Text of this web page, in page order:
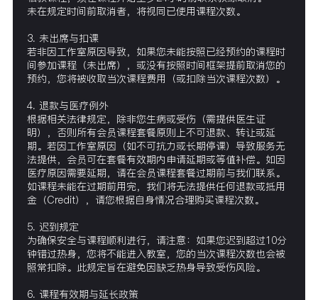
未在规定时间前取消者，将视同已使用课程次数。
3. 未出席与扣课
若非因工作室原因导致，如果您未能按照已经预约的课程时
间参加课程（未出席），或没有按照时间框架提前取消您的
预约，您将被收取当次课程费用（或扣除当次课程次数）。
4. 退款与医疗例外
根据相关法律规定，除非您生病或受伤（需提供医生证
明），否则所有会员课程套餐原则上不可退款、转让或延
期。若因工作室原因（如不可抗力或长期停课）导致服务无
法提供，会员可在套餐有效期内申请延期或等值补偿。如因
医疗原因需要延期，请在会员课程套餐过期前与我们联系。
如课程未能在过期前用完，我们将无法提供任何退款或抵用
金（Credit），请您根据自身情况合理购买课程次数。
5. 迟到规定
为确保安全与课程顺利进行，请注意：如果您迟到超过10分
钟错过热身，您将不能进入教室，您的当次课程次数也会被
照常扣除。此规定旨在避免因缺乏热身导致受伤风险。
6. 课程有效期与延长政策